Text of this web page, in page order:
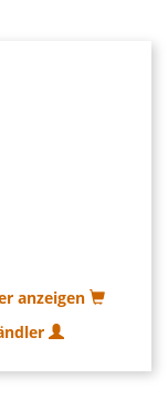
anzeigen